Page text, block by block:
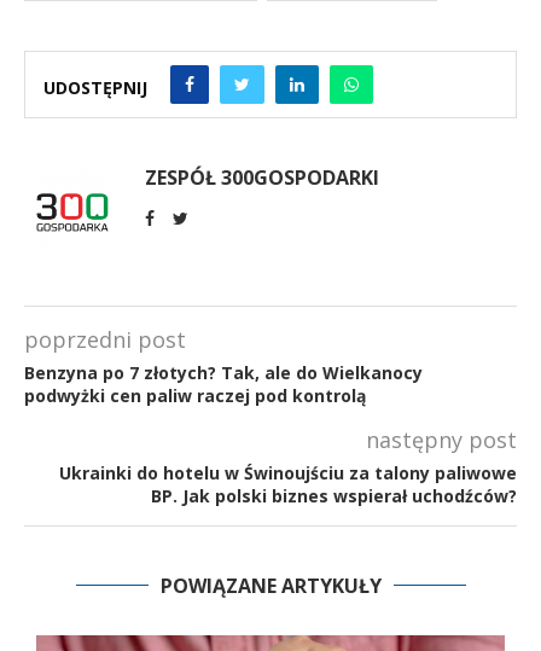
UDOSTĘPNIJ
ZESPÓŁ 300GOSPODARKI
poprzedni post
Benzyna po 7 złotych? Tak, ale do Wielkanocy
podwyżki cen paliw raczej pod kontrolą
następny post
Ukrainki do hotelu w Świnoujściu za talony paliwowe
BP. Jak polski biznes wspierał uchodźców?
POWIĄZANE ARTYKUŁY